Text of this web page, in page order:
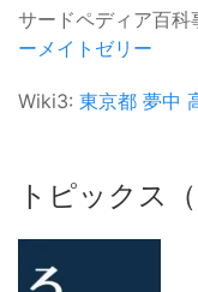
サードペディア百科
ーメイトゼリー
Wiki3: 東京都 夢中
トピックス